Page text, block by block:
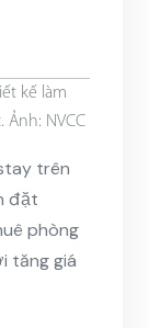
kế làm
NVCC
trên
đặt
phòng
tăng giá